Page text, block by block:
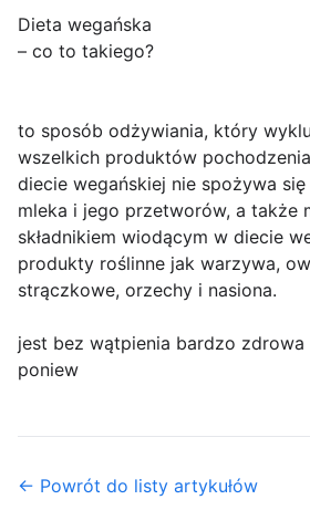
Dieta wegańska
– co to takiego?
to sposób odżywiania, który
wszelkich produktów
diecie wegańskiej nie spożywa
mleka i jego przetworów, a także
składnikiem wiodącym w diecie
produkty roślinne jak warzywa,
strączkowe, orzechy i nasiona.
jest bez wątpienia bardzo zdrowa
poniew
← Powrót do listy artykułów